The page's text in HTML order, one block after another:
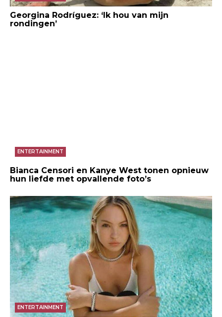
Georgina Rodríguez: ‘Ik hou van mijn
rondingen’
ENTERTAINMENT
Bianca Censori en Kanye West tonen opnieuw
hun liefde met opvallende foto’s
ENTERTAINMENT